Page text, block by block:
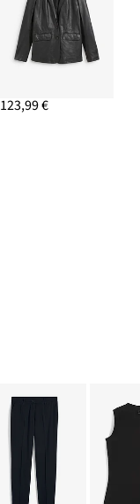
123,99 €